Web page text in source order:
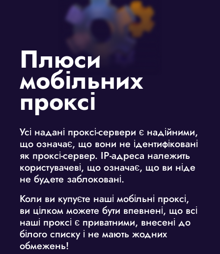
Плюси
мобільних
проксі
Усі надані проксі-сервери є надійними,
що означає, що вони не ідентифіковані
як проксі-сервер. IP-адреса належить
користувачеві, що означає, що ви ніде
не будете заблоковані.
Коли ви купуєте наші мобільні проксі,
ви цілком можете бути впевнені, що всі
наші проксі є приватними, внесені до
білого списку і не мають жодних
обмежень!